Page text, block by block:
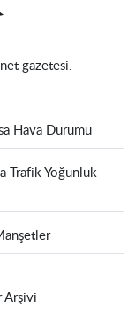
gazetesi.
Hava Durumu
Trafik Yoğunluk
Arşivi